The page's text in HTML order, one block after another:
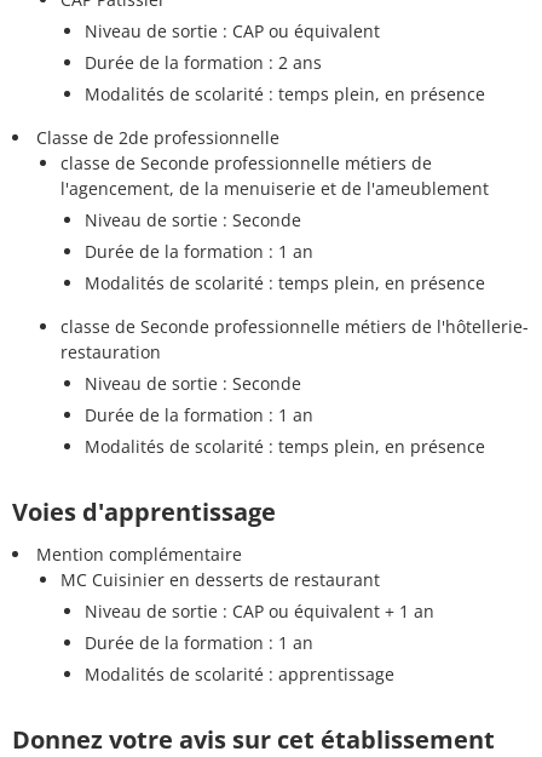
Niveau de sortie : CAP ou équivalent
Durée de la formation : 2 ans
Modalités de scolarité : temps plein, en présence
Classe de 2de professionnelle
classe de Seconde professionnelle métiers de
l'agencement, de la menuiserie et de l'ameublement
Niveau de sortie : Seconde
Durée de la formation : 1 an
Modalités de scolarité : temps plein, en présence
classe de Seconde professionnelle métiers de l'hôtellerie-
restauration
Niveau de sortie : Seconde
Durée de la formation : 1 an
Modalités de scolarité : temps plein, en présence
Voies d'apprentissage
Mention complémentaire
MC Cuisinier en desserts de restaurant
Niveau de sortie : CAP ou équivalent + 1 an
Durée de la formation : 1 an
Modalités de scolarité : apprentissage
Donnez votre avis sur cet établissement